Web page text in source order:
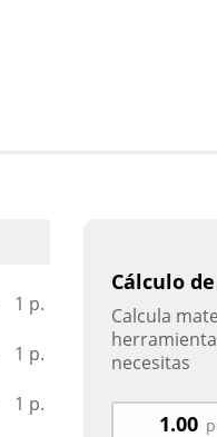
1 p.
1 p.
1 p.
Cálculo
Calcula
necesitas